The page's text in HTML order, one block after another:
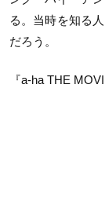
る。当時を知る
だろう。
『a-ha THE